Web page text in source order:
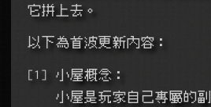
它拼上去。
以下為首波更新內容：
[1] 小屋概念：